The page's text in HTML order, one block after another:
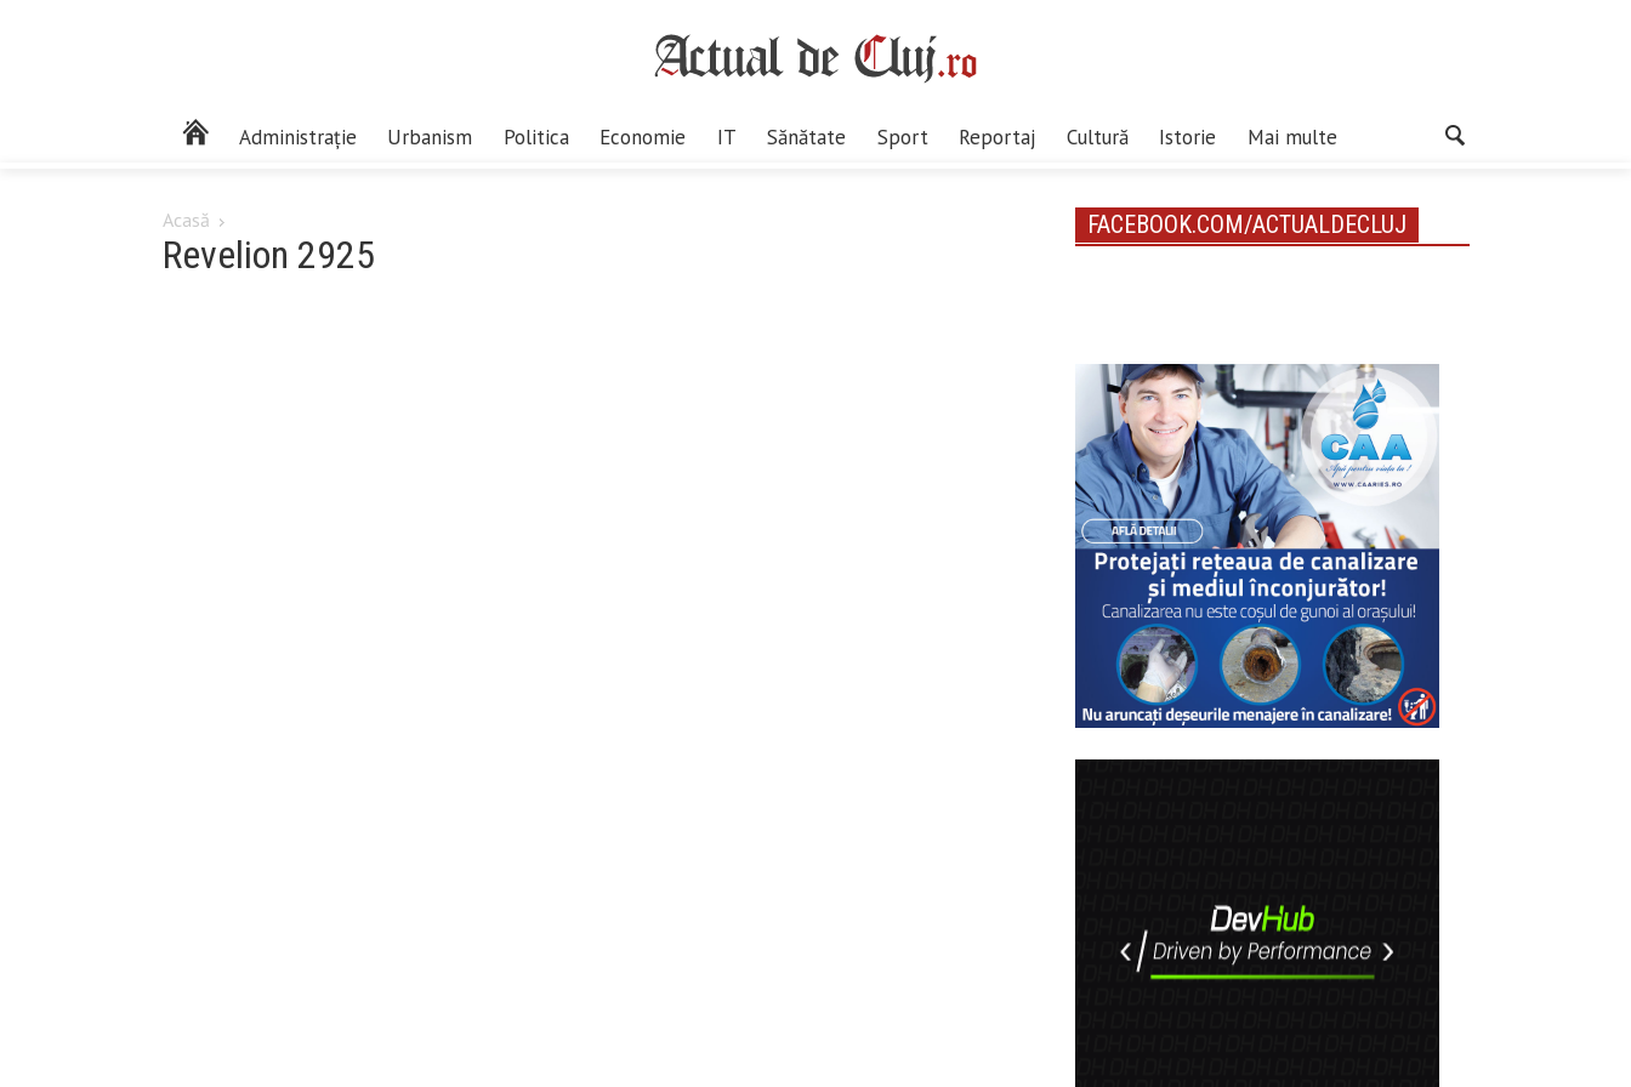
Administrație Urbanism Politica Economie IT Sănătate Sport Reportaj Cultură Istorie Mai multe
Acasă
Revelion 2925
FACEBOOK.COM/ACTUALDECLUJ